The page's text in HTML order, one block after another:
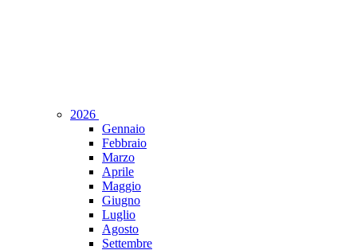
2026
Gennaio
Febbraio
Marzo
Aprile
Maggio
Giugno
Luglio
Agosto
Settembre